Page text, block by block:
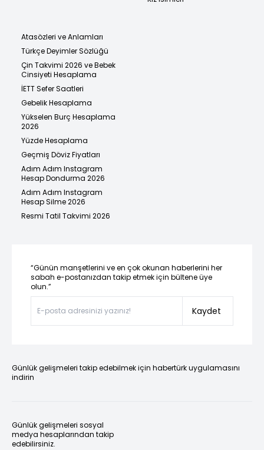
Atasözleri ve Anlamları
Türkçe Deyimler Sözlüğü
Çin Takvimi 2026 ve Bebek
Cinsiyeti Hesaplama
İETT Sefer Saatleri
Gebelik Hesaplama
Yükselen Burç Hesaplama
2026
Yüzde Hesaplama
Geçmiş Döviz Fiyatları
Adım Adım Instagram
Hesap Dondurma 2026
Adım Adım Instagram
Hesap Silme 2026
Resmi Tatil Takvimi 2026
“Günün manşetlerini ve en çok okunan haberlerini her
sabah e-postanızdan takip etmek için bültene üye
olun.”
Kaydet
Günlük gelişmeleri takip edebilmek için habertürk uygulamasını
indirin
Günlük gelişmeleri sosyal
medya hesaplarından takip
edebilirsiniz.